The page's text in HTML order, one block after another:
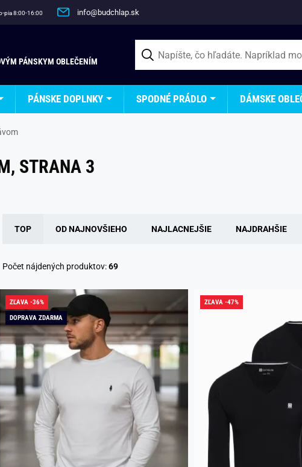
pia 8:00-16:00 info@budchlap.sk
PÁNSKYM OBLEČENÍM
PÁNSKE DOPLNKY SPODNÉ PRÁDLO DÁMSKE
STRANA 3
TOP OD NAJNOVŠIEHO NAJLACNEJŠIE NAJDRAHŠIE
Počet nájdených produktov:69
ZĽAVA -36%
DOPRAVA ZDARMA
ZĽAVA -47%